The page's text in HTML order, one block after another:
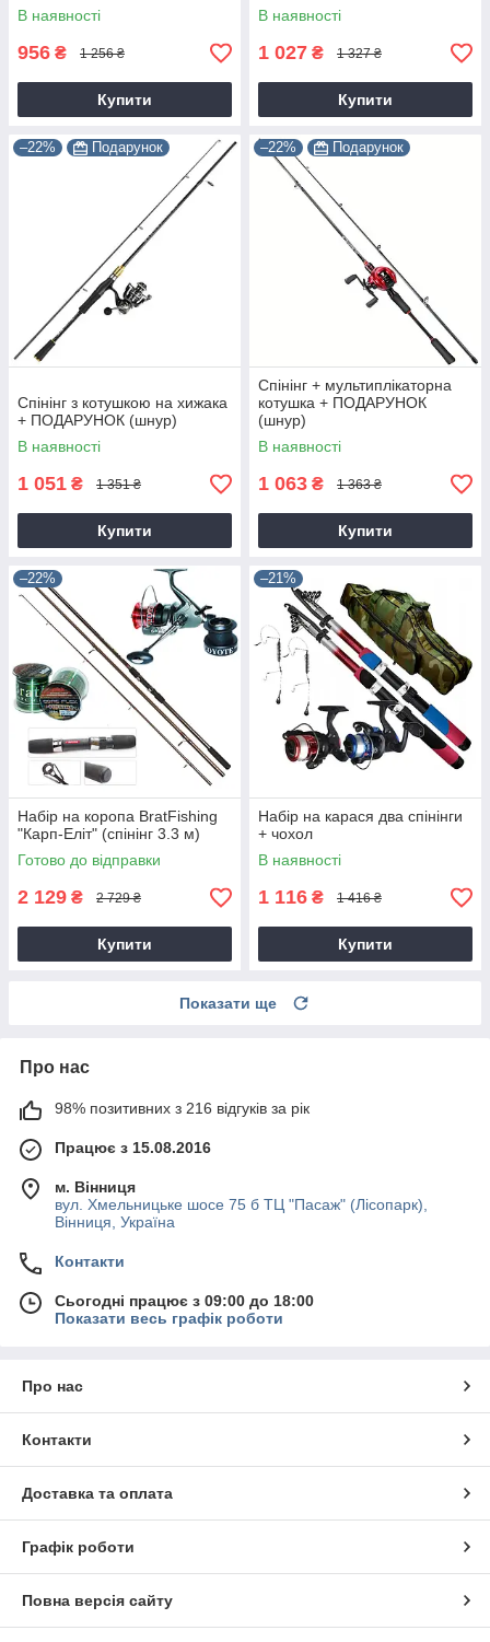
В наявності
956 ₴ 1 256 ₴
Купити
В наявності
1 027 ₴ 1 327 ₴
Купити
–22% Подарунок
Спінінг з котушкою на хижака
+ ПОДАРУНОК (шнур)
В наявності
1 051 ₴ 1 351 ₴
Купити
–22% Подарунок
Спінінг + мультиплікаторна
котушка + ПОДАРУНОК
(шнур)
В наявності
1 063 ₴ 1 363 ₴
Купити
–22%
Набір на коропа BratFishing
"Карп-Еліт" (спінінг 3.3 м)
Готово до відправки
2 129 ₴ 2 729 ₴
Купити
–21%
Набір на карася два спінінги
+ чохол
В наявності
1 116 ₴ 1 416 ₴
Купити
Показати ще
Про нас
98% позитивних з 216 відгуків за рік
Працює з 15.08.2016
м. Вінниця
вул. Хмельницьке шосе 75 б ТЦ "Пасаж" (Лісопарк),
Вінниця, Україна
Контакти
Сьогодні працює з 09:00 до 18:00
Показати весь графік роботи
Про нас
Контакти
Доставка та оплата
Графік роботи
Повна версія сайту